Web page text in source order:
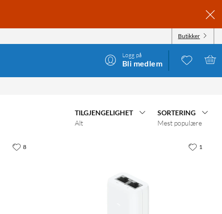
Butikker
Logg på
Bli medlem
TILGJENGELIGHET
Alt
SORTERING
Mest populære
8 1